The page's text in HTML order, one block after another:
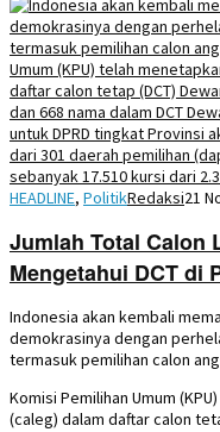
HEADLINE, PolitikRedaksi21
Jumlah Total Calon
Mengetahui DCT di
Indonesia akan kembali
demokrasinya dengan
termasuk pemilihan calon
Komisi Pemilihan Umum
(caleg) dalam daftar calon